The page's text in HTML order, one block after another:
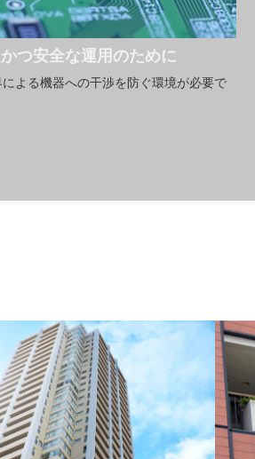
つ安全な運用のために
よる機器への干渉を防ぐ環境が必要で